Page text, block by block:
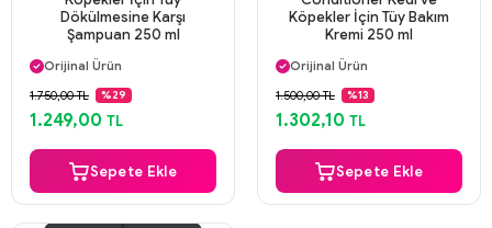
Dökülmesine Karşı
Şampuan 250 ml
Aynı Gün Kargo
Orijinal Ürün
Güvenli Ödeme
Aynı Gün Kargo
1.750,00 TL %29
1.249,00 TL
Sepete Ekle
Köpekler İçin Tüy Bakım
Kremi 250 ml
Aynı Gün Kargo
Orijinal Ürün
Güvenli Ödeme
Aynı Gün Kargo
1.500,00 TL %13
1.302,10 TL
Sepete Ekle